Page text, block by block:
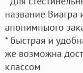
название Виагра
анонимныого
* быстрая и
же возможна
классом